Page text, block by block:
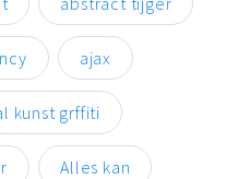
ajax
kunst grffiti
Alles kan